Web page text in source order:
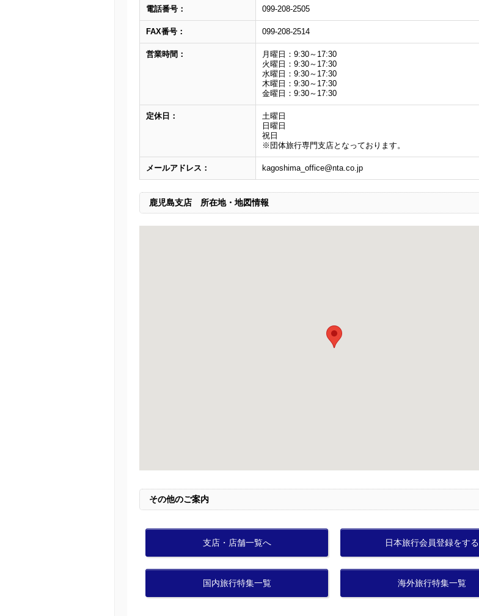
電話番号： 099-208-2505
FAX番号： 099-208-2514
営業時間：
月曜日：9:30～17:30
火曜日：9:30～17:30
水曜日：9:30～17:30
木曜日：9:30～17:30
金曜日：9:30～17:30
定休日：
土曜日
日曜日
祝日
※団体旅行専門支店となっております。
メールアドレス： kagoshima_office@nta.co.jp
鹿児島支店 所在地・地図情報
その他のご案内
支店・店舗一覧へ
国内旅行特集一覧
日本旅行会員登録をする
海外旅行特集一覧